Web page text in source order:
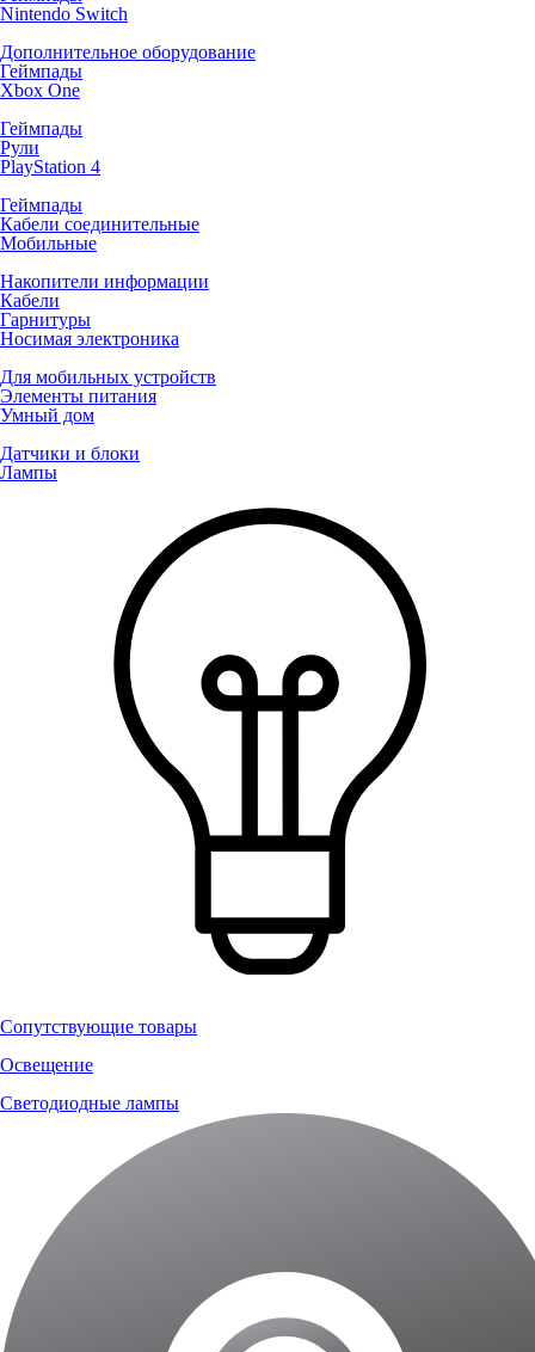
Nintendo Switch
Дополнительное оборудование
Геймпады
Xbox One
Геймпады
Рули
PlayStation 4
Геймпады
Кабели соединительные
Мобильные
Накопители информации
Кабели
Гарнитуры
Носимая электроника
Для мобильных устройств
Элементы питания
Умный дом
Датчики и блоки
Лампы
Сопутствующие товары
Освещение
Светодиодные лампы